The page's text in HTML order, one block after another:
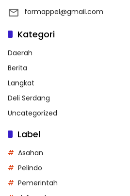
formappel@gmail.com
Kategori
Daerah
Berita
Langkat
Deli Serdang
Uncategorized
Label
Asahan
Pelindo
Pemerintah